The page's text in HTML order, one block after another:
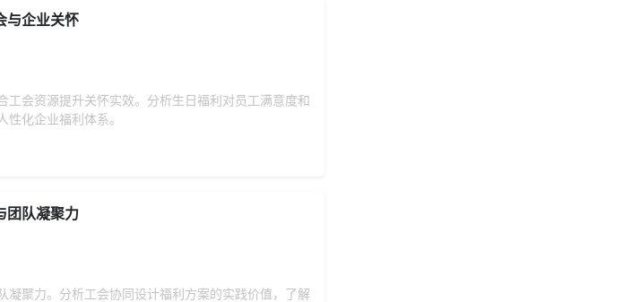
与企业关怀
会资源提升关怀实效。分析生日福利对员工满意度和
化企业福利体系。
团队凝聚力
凝聚力。分析工会协同设计福利方案的实践价值，了解